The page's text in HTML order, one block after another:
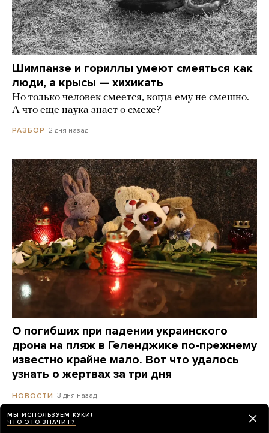
Шимпанзе и гориллы умеют смеяться как
люди, а крысы — хихикать
Но только человек смеется, когда ему не смешно.
А что еще наука знает о смехе?
РАЗБОР 2 дня назад
О погибших при падении украинского
дрона на пляж в Геленджике по-прежнему
известно крайне мало. Вот что удалось
узнать о жертвах за три дня
НОВОСТИ 3 дня назад
МЫ ИСПОЛЬЗУЕМ КУКИ!
ЧТО ЭТО ЗНАЧИТ?